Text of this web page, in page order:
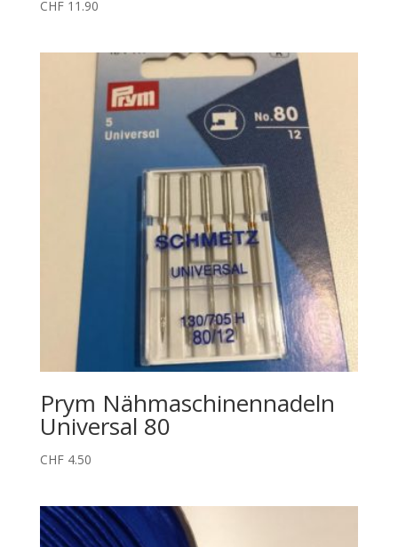
CHF11.90
Prym Nähmaschinennadeln
Universal 80
CHF4.50